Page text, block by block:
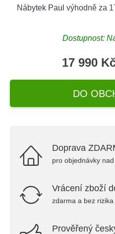
Nábytek Paul výhodně za
Dostupnost:
17 990
DO
Doprava
pro objednávky
Vrácení zboží
zdarma a bez rizika
Prověřený